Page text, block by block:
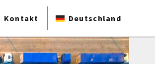
Kontakt Deutschland